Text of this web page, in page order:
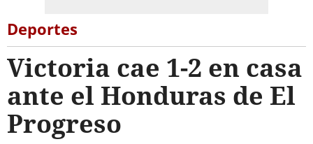
Deportes
Victoria cae 1-2 en casa
ante el Honduras de El
Progreso